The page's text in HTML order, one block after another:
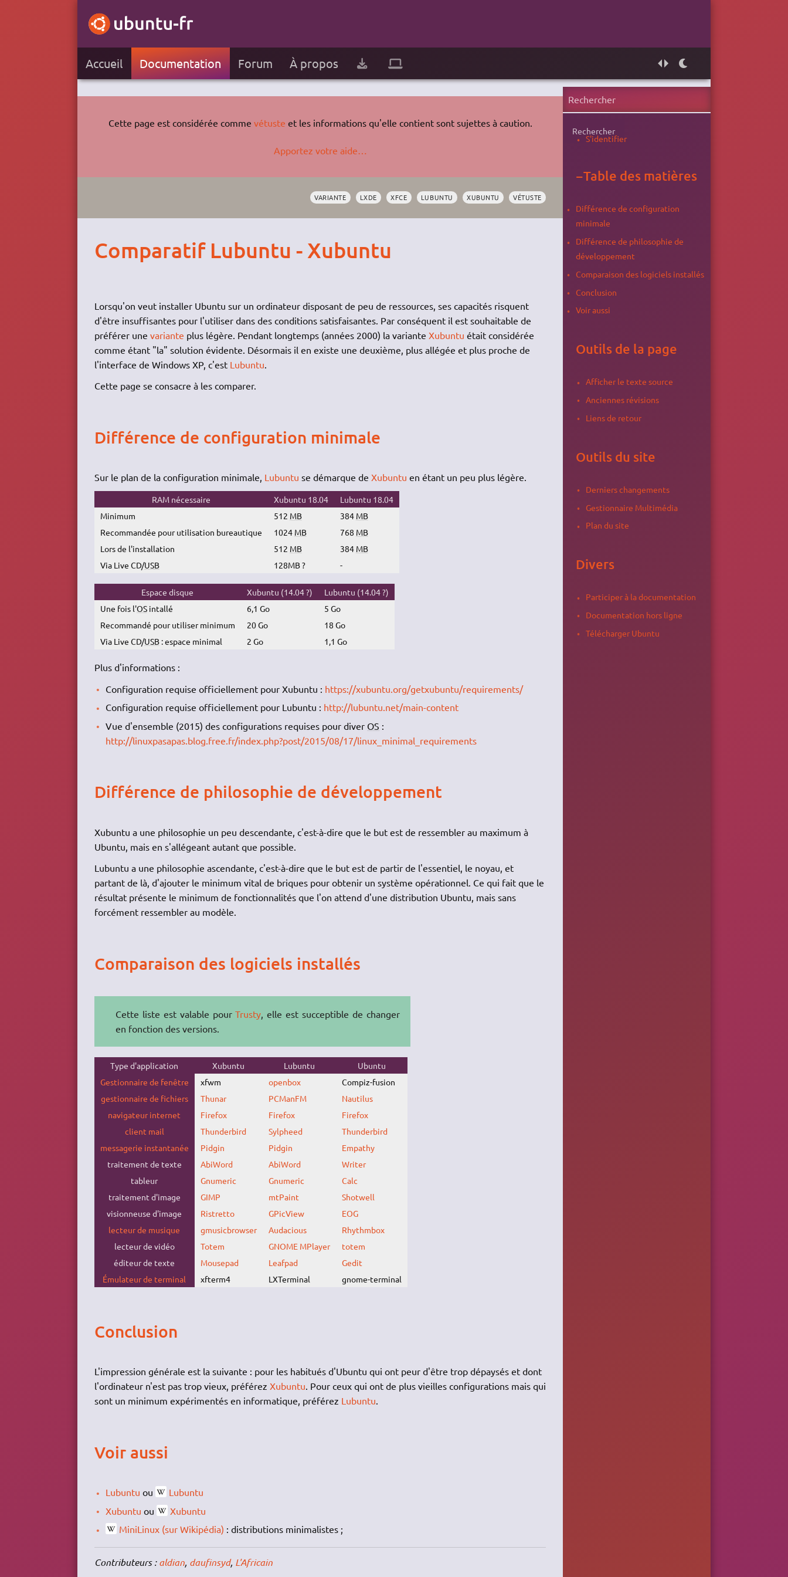
Accueil Documentation Forum À propos
Cette page est considérée comme vétuste et les informations qu'elle contient sont sujettes à caution.
Apportez votre aide…
VARIANTE LXDE XFCE LUBUNTU XUBUNTU VÉTUSTE
Comparatif Lubuntu - Xubuntu
Lorsqu'on veut installer Ubuntu sur un ordinateur disposant de peu de ressources, ses capacités risquent
d'être insuffisantes pour l'utiliser dans des conditions satisfaisantes. Par conséquent il est souhaitable de
préférer une variante plus légère. Pendant longtemps (années 2000) la variante Xubuntu était considérée
comme étant "la" solution évidente. Désormais il en existe une deuxième, plus allégée et plus proche de
l'interface de Windows XP, c'est Lubuntu
Cette page se consacre à les comparer.
Différence de configuration minimale
Sur le plan de la configuration minimale, Lubuntu se démarque de Xubuntu en étant un peu plus légère.
RAM nécessaire Xubuntu 18.04
Lubuntu 18.04
Minimum
512 MB 384 MB
Recommandée pour utilisation bureautique
1024 MB 768 MB
Lors de l'installation
512 MB 384 MB
Via Live CD/USB 128MB ? -
Espace disque Xubuntu (14.04 ?)
Lubuntu (14.04 ?)
Une fois l'OSintallé 6,1 Go
5 Go
Recommandé pour utiliser minimum
20 Go
18 Go
Via Live CD/USB: espace minimal 2 Go 1,1 Go
Plus d'informations :
Configuration requise officiellement pour Xubuntu : https://xubuntu.org/getxubuntu/requirements/
Configuration requise officiellement pour Lubuntu : http://lubuntu.net/main-content
Vue d'ensemble (2015) des configurations requises pour diver OS :
http://linuxpasapas.blog.free.fr/index.php?post/2015/08/17/linux_minimal_requirements
Différence de philosophie de développement
Xubuntu a une philosophie un peu descendante, c'est-à-dire que le but est de ressembler au maximum à
Ubuntu, mais en s'allégeant autant que possible.
Lubuntu a une philosophie ascendante, c'est-à-dire que le but est de partir de l'essentiel, le noyau, et
partant de là, d'ajouter le minimum vital de briques pour obtenir un système opérationnel. Ce qui fait que le
résultat présente le minimum de fonctionnalités que l'on attend d'une distribution Ubuntu, mais sans
forcément ressembler au modèle.
Comparaison des logiciels installés
Cette liste est valable pourTrusty, elle est succeptible de changer
en fonction des versions.
Type d'application Xubuntu Lubuntu
Ubuntu
Gestionnaire de fenêtre
xfwm openbox
Compiz-fusion
gestionnaire de fichiers
Thunar PCManFM
Nautilus
navigateur internet
Firefox Firefox
Firefox
client mail
Thunderbird Sylpheed
Thunderbird
messagerie instantanée
Pidgin Pidgin
Empathy
traitement de texte
AbiWord AbiWord
Writer
tableur
Gnumeric Gnumeric
Calc
traitement d'image
GIMP mtPaint
Shotwell
visionneuse d'image
Ristretto GPicView
EOG
lecteur de musique
gmusicbrowser Audacious
Rhythmbox
lecteur de vidéo
Totem GNOME MPlayer
totem
éditeur de texte
Mousepad Leafpad
Gedit
Émulateur de terminal
xfterm4 LXTerminal gnome-terminal
Conclusion
L'impression générale est la suivante : pour les habitués d'Ubuntu qui ont peur d'être trop dépaysés et dont
l'ordinateur n'est pas trop vieux, préférez Xubuntu. Pour ceux qui ont de plus vieilles configurations mais qui
sont un minimum expérimentés en informatique, préférez Lubuntu.
Voir aussi
Lubuntu ou
Lubuntu
Xubuntu ou
Xubuntu
MiniLinux (sur Wikipédia) : distributions minimalistes ;
Contributeurs :aldian, daufinsyd, L'Africain
Rechercher
S'identifier
−Table des matières
Différence de configuration
minimale
Différence de philosophie de
développement
Comparaison des logiciels installés
Conclusion
Voir aussi
Outils de la page
Afficher le texte source
Anciennes révisions
Liens de retour
Outils du site
Derniers changements
Gestionnaire Multimédia
Plan du site
Divers
Participer à la documentation
Documentation hors ligne
Télécharger Ubuntu